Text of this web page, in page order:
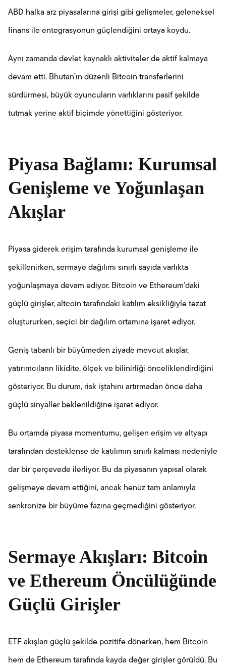
ABD halka arz piyasalarına girişi gibi gelişmeler, geleneksel
finans ile entegrasyonun güçlendiğini ortaya koydu.
Aynı zamanda devlet kaynaklı aktiviteler de aktif kalmaya
devam etti. Bhutan’ın düzenli Bitcoin transferlerini
sürdürmesi, büyük oyuncuların varlıklarını pasif şekilde
tutmak yerine aktif biçimde yönettiğini gösteriyor.
Piyasa Bağlamı: Kurumsal
Genişleme ve Yoğunlaşan
Akışlar
Piyasa giderek erişim tarafında kurumsal genişleme ile
şekillenirken, sermaye dağılımı sınırlı sayıda varlıkta
yoğunlaşmaya devam ediyor. Bitcoin ve Ethereum’daki
güçlü girişler, altcoin tarafındaki katılım eksikliğiyle tezat
oluştururken, seçici bir dağılım ortamına işaret ediyor.
Geniş tabanlı bir büyümeden ziyade mevcut akışlar,
yatırımcıların likidite, ölçek ve bilinirliği önceliklendirdiğini
gösteriyor. Bu durum, risk iştahını artırmadan önce daha
güçlü sinyaller beklenildiğine işaret ediyor.
Bu ortamda piyasa momentumu, gelişen erişim ve altyapı
tarafından desteklense de katılımın sınırlı kalması nedeniyle
dar bir çerçevede ilerliyor. Bu da piyasanın yapısal olarak
gelişmeye devam ettiğini, ancak henüz tam anlamıyla
senkronize bir büyüme fazına geçmediğini gösteriyor.
Sermaye Akışları: Bitcoin
ve Ethereum Öncülüğünde
Güçlü Girişler
ETF akışları güçlü şekilde pozitife dönerken, hem Bitcoin
hem de Ethereum tarafında kayda değer girişler görüldü. Bu